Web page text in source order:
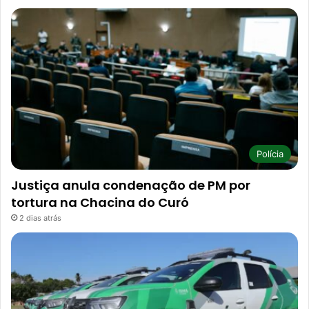
Polícia
Justiça anula condenação de PM por
tortura na Chacina do Curó
2 dias atrás